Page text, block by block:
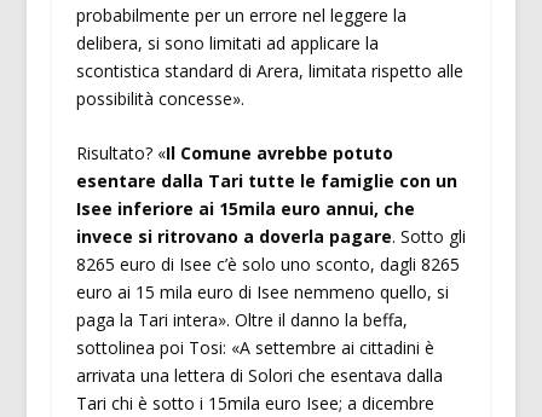
probabilmente per un errore nel leggere la
delibera, si sono limitati ad applicare la
scontistica standard di Arera, limitata rispetto alle
possibilità concesse».
Risultato? «Il Comune avrebbe potuto
esentare dalla Tari tutte le famiglie con un
Isee inferiore ai 15mila euro annui, che
invece si ritrovano a doverla pagare. Sotto gli
8265 euro di Isee c’è solo uno sconto, dagli 8265
euro ai 15 mila euro di Isee nemmeno quello, si
paga la Tari intera». Oltre il danno la beffa,
sottolinea poi Tosi: «A settembre ai cittadini è
arrivata una lettera di Solori che esentava dalla
Tari chi è sotto i 15mila euro Isee; a dicembre